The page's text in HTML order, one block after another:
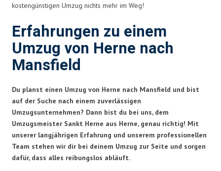
kostengünstigen Umzug nichts mehr im Weg!
Erfahrungen zu einem
Umzug von Herne nach
Mansfield
Du planst einen Umzug von Herne nach Mansfield und bist
auf der Suche nach einem zuverlässigen
Umzugsunternehmen? Dann bist du bei uns, dem
Umzugsmeister Sankt Herne aus Herne, genau richtig! Mit
unserer langjährigen Erfahrung und unserem professionellen
Team stehen wir dir bei deinem Umzug zur Seite und sorgen
dafür, dass alles reibungslos abläuft.